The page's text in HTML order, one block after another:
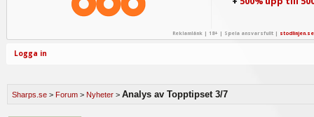
Reklamlänk | 18+ | Spela ansvarsfullt | stodlinjen.se
Logga in
Sharps.se > Forum > Nyheter > Analys av Topptipset 3/7